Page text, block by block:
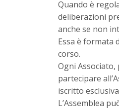
Quando è
deliberazioni
anche se non
Essa è formata
corso.
Ogni
partecipare
iscritto
L’Assemblea